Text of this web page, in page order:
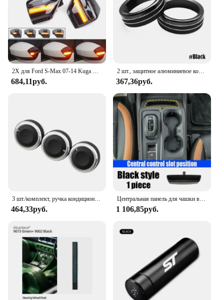
2X для Ford S-Max 07-14 Kuga C394 08-12 C-Max 11-19 светодиодный динамический указатель поворота боковое зеркало последовательный мигающий индикатор
684,11руб.
2 шт., защитное алюминиевое кольцо для консоли Ford Mustang 2015-2020
367,36руб.
3 шт./комплект, ручка кондиционера из алюминиевого сплава для Ford Focus 2 MK2 Focus 3 MK3 Mondeo Sedan
464,33руб.
Центральная панель для чашки воды для Ford Ranger 2024, Защитная панель, аксессуары для украшения интерьера автомобиля
1 106,85руб.